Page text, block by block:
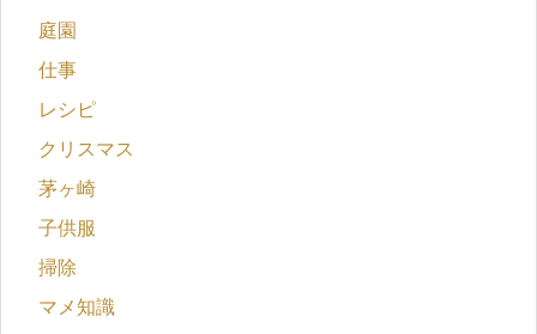
庭園
仕事
レシピ
クリスマス
茅ヶ崎
子供服
掃除
マメ知識